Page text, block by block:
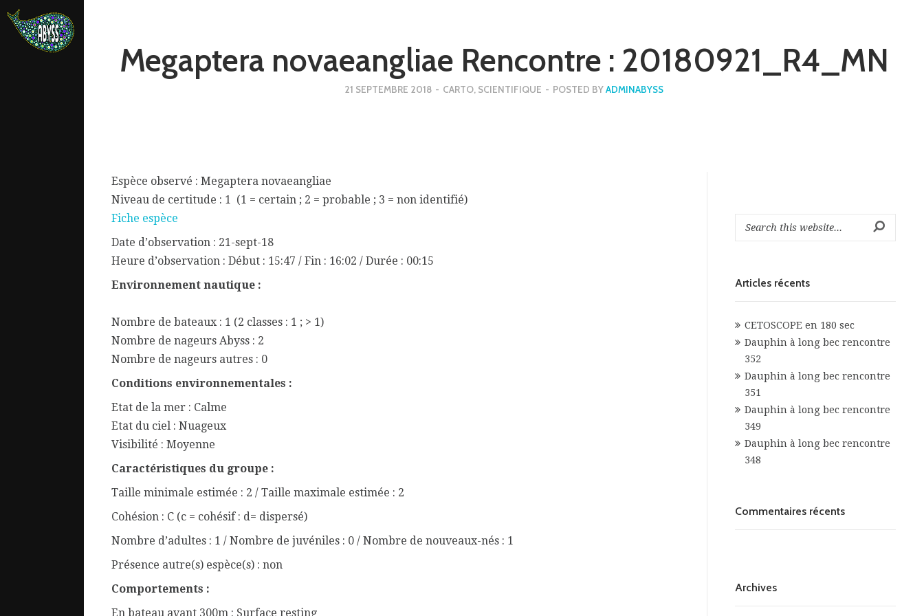
Megaptera novaeangliae Rencontre : 20180921_R4_MN
21 SEPTEMBRE 2018 - CARTO, SCIENTIFIQUE - POSTED BYADMINABYSS
Espèce observé : Megaptera novaeangliae
Niveau de certitude : 1 (1 = certain ; 2 = probable ; 3 = non identifié)
Fiche espèce
Date d’observation : 21-sept-18
Heure d’observation : Début : 15:47 / Fin : 16:02 / Durée : 00:15
Environnement nautique :
Nombre de bateaux : 1 (2 classes : 1 ; > 1)
Nombre de nageurs Abyss : 2
Nombre de nageurs autres : 0
Conditions environnementales :
Etat de la mer : Calme
Etat du ciel : Nuageux
Visibilité : Moyenne
Caractéristiques du groupe :
Taille minimale estimée : 2 / Taille maximale estimée : 2
Cohésion : C (c = cohésif : d= dispersé)
Nombre d’adultes : 1 / Nombre de juvéniles : 0 / Nombre de nouveaux-nés : 1
Présence autre(s) espèce(s) : non
Comportements :
En bateau avant 300m : Surface resting
Articles récents
CETOSCOPE en 180 sec
Dauphin à long bec rencontre
352
Dauphin à long bec rencontre
351
Dauphin à long bec rencontre
349
Dauphin à long bec rencontre
348
Commentaires récents
Archives